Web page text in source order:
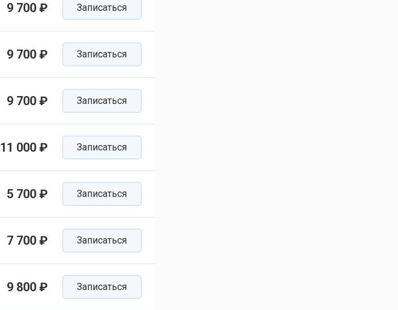
9 700 ₽ Записаться
9 700 ₽ Записаться
9 700 ₽ Записаться
11 000 ₽ Записаться
5 700 ₽ Записаться
7 700 ₽ Записаться
9 800 ₽ Записаться